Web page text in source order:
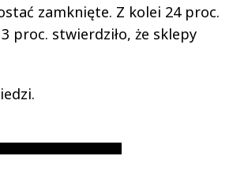
zamknięte. Z kolei 24 proc.
proc. stwierdziło, że sklepy